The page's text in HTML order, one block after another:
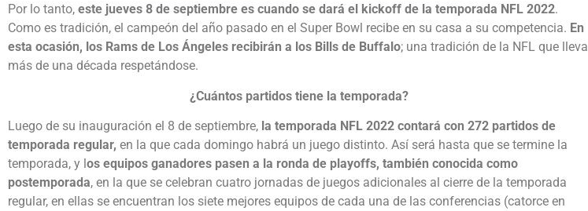
Por lo tanto, este jueves 8 de septiembre es cuando se dará el kickoff de la temporada NFL 2022.
Como es tradición, el campeón del año pasado en el Super Bowl recibe en su casa a su competencia. En
esta ocasión, los Rams de Los Ángeles recibirán a los Bills de Buffalo; una tradición de la NFL que lleva
más de una década respetándose.
¿Cuántos partidos tiene la temporada?
Luego de su inauguración el 8 de septiembre, la temporada NFL 2022 contará con 272 partidos de
temporada regular, en la que cada domingo habrá un juego distinto. Así será hasta que se termine la
temporada, y los equipos ganadores pasen a la ronda de playoffs, también conocida como
postemporada, en la que se celebran cuatro jornadas de juegos adicionales al cierre de la temporada
regular, en ellas se encuentran los siete mejores equipos de cada una de las conferencias (catorce en